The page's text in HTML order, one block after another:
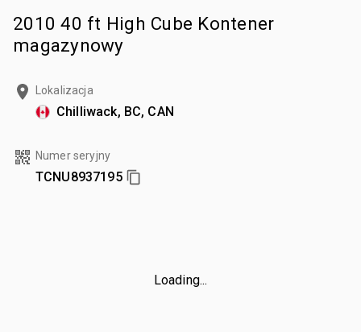
2010 40 ft High Cube Kontener
magazynowy
Lokalizacja
Chilliwack, BC, CAN
Numer seryjny
TCNU8937195
Loading...